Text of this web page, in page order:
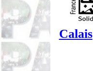
Calais